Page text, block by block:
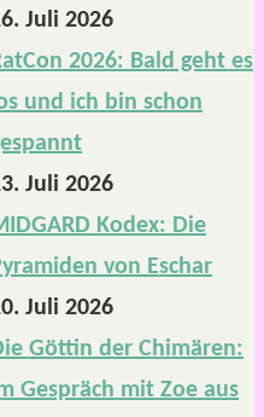
Juli 2026
2026: Bald geht es
und ich bin schon
Juli 2026
Kodex: Die
von Eschar
Juli 2026
Göttin der Chimären:
Gespräch mit Zoe aus